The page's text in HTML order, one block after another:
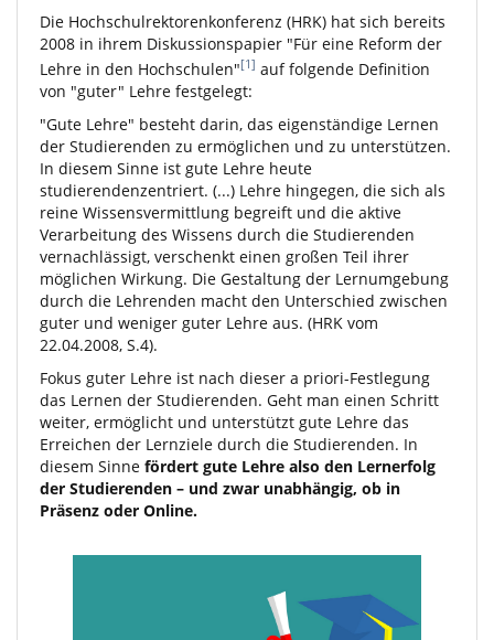
Die Hochschulrektorenkonferenz (HRK) hat sich bereits
2008 in ihrem Diskussionspapier "Für eine Reform der
Lehre in den Hochschulen"[1] auf folgende Definition
von "guter" Lehre festgelegt:
"Gute Lehre" besteht darin, das eigenständige Lernen
der Studierenden zu ermöglichen und zu unterstützen.
In diesem Sinne ist gute Lehre heute
studierendenzentriert. (...) Lehre hingegen, die sich als
reine Wissensvermittlung begreift und die aktive
Verarbeitung des Wissens durch die Studierenden
vernachlässigt, verschenkt einen großen Teil ihrer
möglichen Wirkung. Die Gestaltung der Lernumgebung
durch die Lehrenden macht den Unterschied zwischen
guter und weniger guter Lehre aus. (HRK vom
22.04.2008, S.4).
Fokus guter Lehre ist nach dieser a priori-Festlegung
das Lernen der Studierenden. Geht man einen Schritt
weiter, ermöglicht und unterstützt gute Lehre das
Erreichen der Lernziele durch die Studierenden. In
diesem Sinne fördert gute Lehre also den Lernerfolg
der Studierenden – und zwar unabhängig, ob in
Präsenz oder Online.